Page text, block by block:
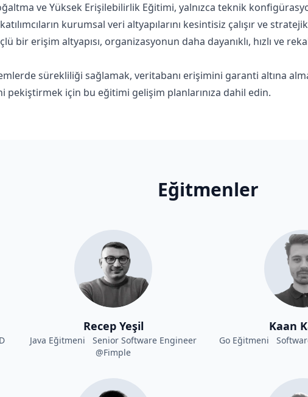
ve Yüksek Erişilebilirlik Eğitimi, yalnızca teknik
kurumsal veri altyapılarını kesintisiz çalışır ve
bir erişim altyapısı, organizasyonun daha dayanıklı, hızlı ve
sürekliliği sağlamak, veritabanı erişimini garanti altına
pekiştirmek için bu eğitimi gelişim planlarınıza dahil edin.
Eğitmenler
Recep Yeşil
Java Eğitmeni Senior Software Engineer
@Fimple
Kaan
Go Eğitmeni